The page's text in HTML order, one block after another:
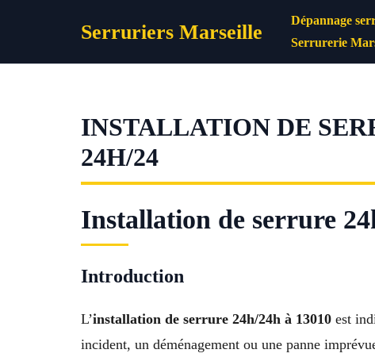
Serruriers Marseille Dépannage
Serrurerie
INSTALLATION DE
24H/24
Installation de serrure
Introduction
L’installation de serrure 24h/24h à 13010 est
incident, un déménagement ou une panne